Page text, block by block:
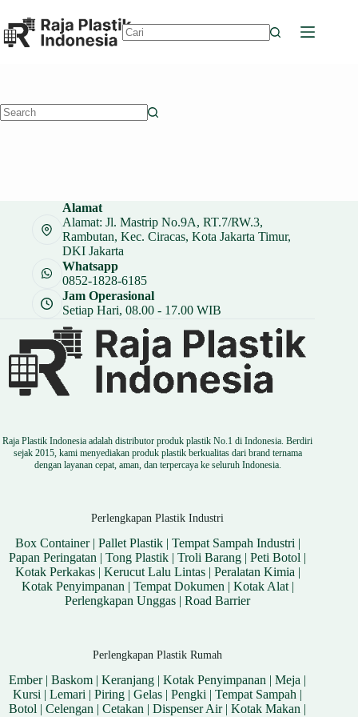
to
content
Alamat
Alamat: Jl. Mastrip No.9A, RT.7/RW.3,
Rambutan, Kec. Ciracas, Kota Jakarta Timur,
DKI Jakarta
Whatsapp
0852-1828-6185
Jam Operasional
Setiap Hari, 08.00 - 17.00 WIB
Raja Plastik Indonesia adalah distributor produk plastik No.1 di Indonesia. Berdiri
sejak 2015, kami menyediakan produk plastik berkualitas dari brand ternama
dengan layanan cepat, aman, dan terpercaya ke seluruh Indonesia.
Perlengkapan Plastik Industri
Box Container| Pallet Plastik| Tempat Sampah Industri |
Papan Peringatan |Tong Plastik |Troli Barang |Peti Botol |
Kotak Perkakas| Kerucut Lalu Lintas| Peralatan Kimia |
Kotak Penyimpanan | Tempat Dokumen | Kotak Alat|
Perlengkapan Unggas |Road Barrier
Perlengkapan Plastik Rumah
Ember|Baskom |Keranjang |Kotak Penyimpanan |Meja |
Kursi |Lemari |Piring |Gelas |Pengki |Tempat Sampah |
Botol |Celengan |Cetakan |Dispenser Air|Kotak Makan |